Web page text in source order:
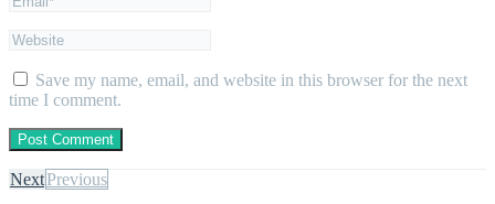
Save my name, email, and website in this browser for the next
time I comment.
NextPrevious